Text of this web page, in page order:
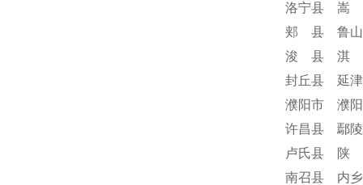
洛宁县 嵩
郏 县 鲁
浚 县 淇
封丘县 延
濮阳市 濮
许昌县 鄢
卢氏县 陕
南召县 内